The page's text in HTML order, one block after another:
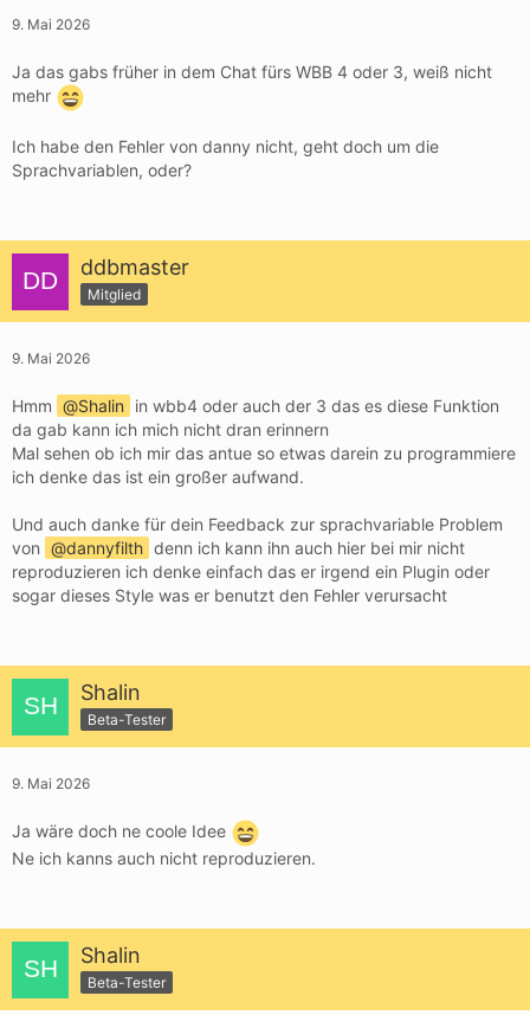
9. Mai 2026
Ja das gabs früher in dem Chat fürs WBB 4 oder 3, weiß nicht
mehr
Ich habe den Fehler von danny nicht, geht doch um die
Sprachvariablen, oder?
ddbmaster
Mitglied
9. Mai 2026
Hmm Shalin
in wbb4 oder auch der 3 das es diese Funktion
da gab kann ich mich nicht dran erinnern
Mal sehen ob ich mir das antue so etwas darein zu programmiere
ich denke das ist ein großer aufwand.
Und auch danke für dein Feedback zur sprachvariable Problem
von
dannyfilth denn ich kann ihn auch hier bei mir nicht
reproduzieren ich denke einfach das er irgend ein Plugin oder
sogar dieses Style was er benutzt den Fehler verursacht
Shalin
Beta-Tester
9. Mai 2026
Ja wäre doch ne coole Idee
Ne ich kanns auch nicht reproduzieren.
Shalin
Beta-Tester